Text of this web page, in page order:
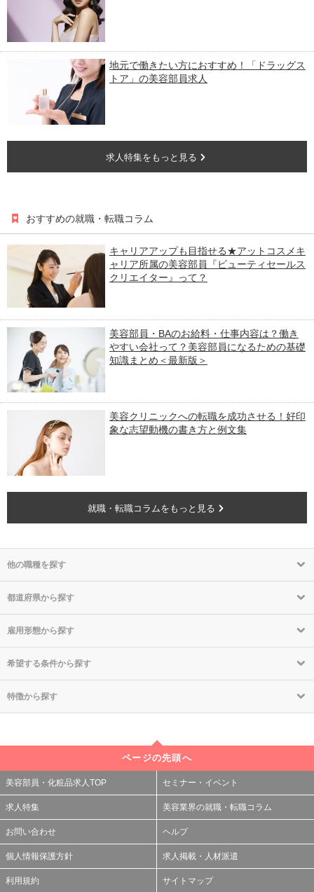
地元で働きたい方におすすめ！「ドラッグス
トア」の美容部員求人
求人特集をもっと見る
おすすめの就職・転職コラム
キャリアアップも目指せる★アットコスメキ
ャリア所属の美容部員『ビューティセールス
クリエイター』って？
美容部員・BAのお給料・仕事内容は？働き
やすい会社って？美容部員になるための基礎
知識まとめ＜最新版＞
美容クリニックへの転職を成功させる！好印
象な志望動機の書き方と例文集
就職・転職コラムをもっと見る
他の職種を探す
都道府県から探す
雇用形態から探す
希望する条件から探す
特徴から探す
ページの先頭へ
美容部員・化粧品求人TOP セミナー・イベント
求人特集 美容業界の就職・転職コラム
お問い合わせ ヘルプ
個人情報保護方針 求人掲載・人材派遣
利用規約 サイトマップ